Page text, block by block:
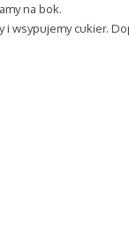
na bok.
cukier.